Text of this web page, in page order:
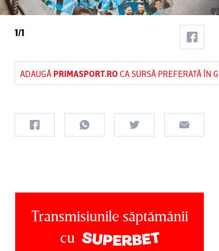
1/1
ADAUGĂ PRIMASPORT.ROCA SURSĂ PREFERATĂ ÎN
Transmisiunile săptămânii
cu